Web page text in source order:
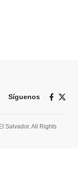
Síguenos
Salvador. All Rights